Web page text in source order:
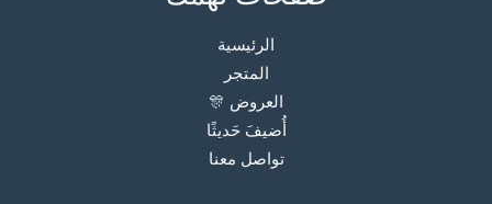
الرئيسية
المتجر
العروض 🎊
أُضيفَ حَديثًا
تواصل معنا